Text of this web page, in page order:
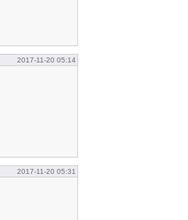
2017-11-20 05:14
2017-11-20 05:31